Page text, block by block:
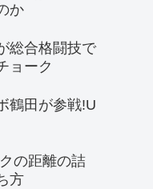
か
総合格闘技で
ョーク
鶴田が参戦!U
の距離の詰
方